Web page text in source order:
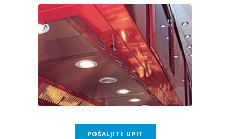
POŠALJITE UPIT